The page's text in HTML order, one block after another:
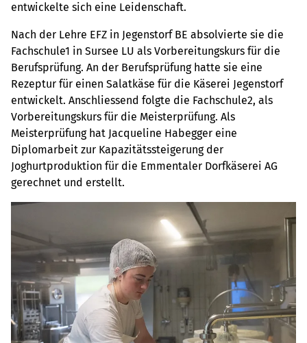
entwickelte sich eine Leidenschaft.
Nach der Lehre EFZ in Jegenstorf BE absolvierte sie die
Fachschule1 in Sursee LU als Vorbereitungskurs für die
Berufsprüfung. An der Berufsprüfung hatte sie eine
Rezeptur für einen Salatkäse für die Käserei Jegenstorf
entwickelt. Anschliessend folgte die Fachschule2, als
Vorbereitungskurs für die Meisterprüfung. Als
Meisterprüfung hat Jacqueline Habegger eine
Diplomarbeit zur Kapazitätssteigerung der
Joghurtproduktion für die Emmentaler Dorfkäserei AG
gerechnet und erstellt.